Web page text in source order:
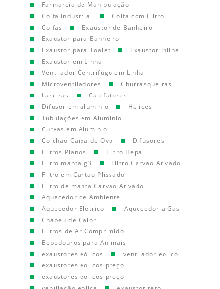
Farmarcia de Manipulação
Coifa Industrial
Coifa com Filtro
Coifas
Exaustor de Banheiro
Exaustor para Banheiro
Exaustor para Toalet
Exaustor Inline
Exaustor em Linha
Ventilador Centrifugo em Linha
Microventiladores
Churrasqueiras
Lareiras
Calefatores
Difusor em aluminio
Helices
Tubulações em Aluminio
Curvas em Aluminio
Colchao Caixa de Ovo
Difusores
Filtros Planos
Filtro Hepa
Filtro manta g3
Filtro Carvao Ativado
Filtro em Cartao Plissado
Filtro de manta Carvao Ativado
Aquecedor de Ambiente
Aquecedor Eletrico
Aquecedor a Gas
Chapeu de Calor
Filtros de Ar Comprimido
Bebedouros para Animais
exaustores eólicos
ventilador eolico
exaustores eolicos preço
exaustores eolicos preço